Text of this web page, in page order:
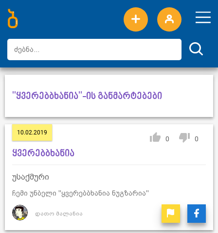
ახალი სიტყვები
ტოპ სიტყვები
დღის ტოპ სიტყვები
ტოპ მომხმარებლები
"ყვერებბხანია"-ის განმარტებები
10.02.2019
0 0
ყვერებბხანია
უსაქმური
ჩემი უნბელი ''ყვერებბხანია ნუგზარია''
დათო მალანია